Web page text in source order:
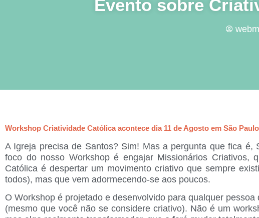
Evento sobre
Workshop Criatividade Católica acontece dia 11 de Agosto em São Paulo
A Igreja precisa de Santos? Sim! Mas a pergunta que fica
foco do nosso Workshop é engajar Missionários Criativos,
Católica é despertar um movimento criativo que sempre
todos), mas que vem adormecendo-se aos poucos.
O Workshop é projetado e desenvolvido para qualquer
(mesmo que você não se considere criativo). Não é um